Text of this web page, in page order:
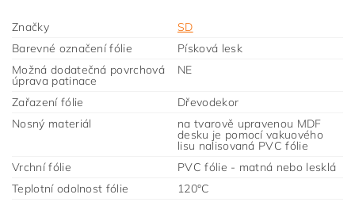
Značky
SD
Barevné označení fólie
Písková lesk
Možná dodatečná povrchová
úprava patinace
NE
Zařazení fólie
Dřevodekor
Nosný materiál
na tvarově upravenou MDF
desku je pomocí vakuového
lisu nalisovaná PVC fólie
Vrchní fólie
PVC fólie - matná nebo lesklá
Teplotní odolnost fólie
120°C